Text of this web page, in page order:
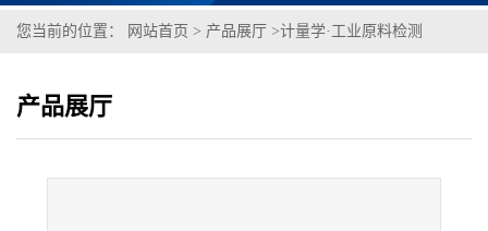
您当前的位置： 网站首页 > 产品展厅 >计量学·工业原料检测
产品展厅